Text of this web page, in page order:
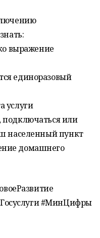
выражение
единоразовый
услуги
или
населенный пункт
домашнего
#МинЦифры